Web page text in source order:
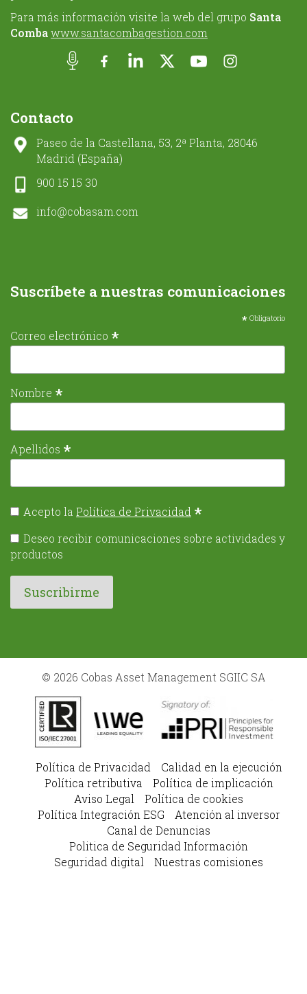
Para más información visite la web del grupo Santa
Combawww.santacombagestion.com
Contacto
Paseo de la Castellana, 53, 2ª Planta, 28046
Madrid (España)
900 15 15 30
info@cobasam.com
Suscríbete a nuestras comunicaciones
* Obligatorio
Correo electrónico *
Nombre *
Apellidos *
Acepto la Política de Privacidad *
Deseo recibir comunicaciones sobre actividades y
productos
© 2026 Cobas Asset Management SGIIC SA
Política de Privacidad
Calidad en la ejecución
Política retributiva
Política de implicación
Aviso Legal
Política de cookies
Política Integración ESG
Atención al inversor
Canal de Denuncias
Politica de Seguridad Información
Seguridad digital
Nuestras comisiones